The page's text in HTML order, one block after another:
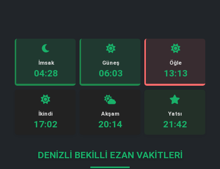
İmsak
04:28
Güneş
06:03
Öğle
13:13
İkindi
17:02
Akşam
20:14
Yatsı
21:42
DENIZLI BEKILLI EZAN VAKITLERI